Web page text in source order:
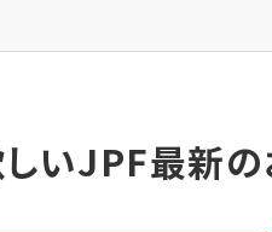
しいJPF最新